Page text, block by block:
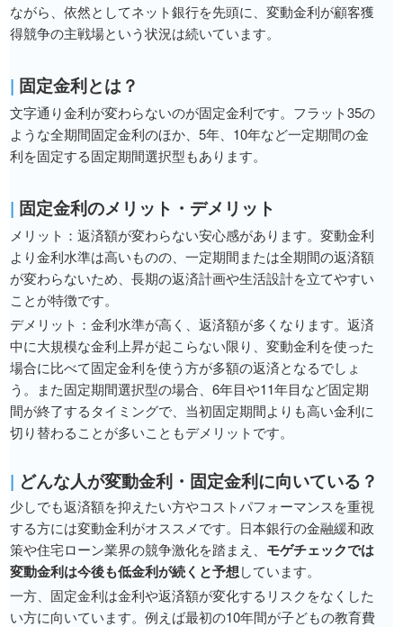
ながら、依然としてネット銀行を先頭に、変動金利が顧客獲
得競争の主戦場という状況は続いています。
| 固定金利とは？
文字通り金利が変わらないのが固定金利です。フラット35の
ような全期間固定金利のほか、5年、10年など一定期間の金
利を固定する固定期間選択型もあります。
| 固定金利のメリット・デメリット
メリット：返済額が変わらない安心感があります。変動金利
より金利水準は高いものの、一定期間または全期間の返済額
が変わらないため、長期の返済計画や生活設計を立てやすい
ことが特徴です。
デメリット：金利水準が高く、返済額が多くなります。返済
中に大規模な金利上昇が起こらない限り、変動金利を使った
場合に比べて固定金利を使う方が多額の返済となるでしょ
う。また固定期間選択型の場合、6年目や11年目など固定期
間が終了するタイミングで、当初固定期間よりも高い金利に
切り替わることが多いこともデメリットです。
| どんな人が変動金利・固定金利に向いている？
少しでも返済額を抑えたい方やコストパフォーマンスを重視
する方には変動金利がオススメです。日本銀行の金融緩和政
策や住宅ローン業界の競争激化を踏まえ、 モゲチェックでは
変動金利は今後も低金利が続くと予想しています。
一方、固定金利は金利や返済額が変化するリスクをなくした
い方に向いています。例えば最初の10年間が子どもの教育費